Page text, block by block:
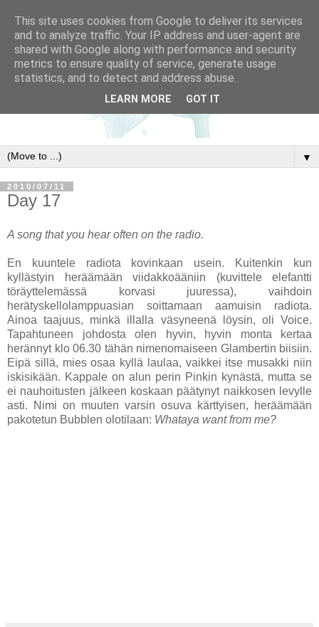
▼
2010/07/11
Day 17
A song that you hear often on the radio.
En kuuntele radiota kovinkaan usein. Kuitenkin kun
kyllästyin heräämään viidakkoääniin (kuvittele elefantti
töräyttelemässä korvasi juuressa), vaihdoin
herätyskellolamppuasian soittamaan aamuisin radiota.
Ainoa taajuus, minkä illalla väsyneenä löysin, oli Voice.
Tapahtuneen johdosta olen hyvin, hyvin monta kertaa
herännyt klo 06.30 tähän nimenomaiseen Glambertin biisiin.
Eipä sillä, mies osaa kyllä laulaa, vaikkei itse musakki niin
iskisikään. Kappale on alun perin Pinkin kynästä, mutta se
ei nauhoitusten jälkeen koskaan päätynyt naikkosen levylle
asti. Nimi on muuten varsin osuva kärttyisen, heräämään
pakotetun Bubblen olotilaan: Whataya want from me?
This site uses cookies from Google to deliver its services
and to analyze traffic. Your IP address and user-agent are
shared with Google along with performance and security
metrics to ensure quality of service, generate usage
statistics, and to detect and address abuse.
LEARN MORE GOT IT